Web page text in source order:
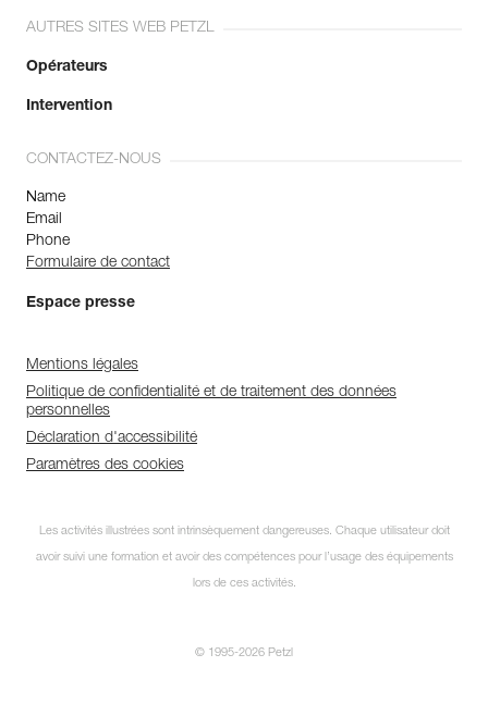
AUTRES SITES WEB PETZL
Opérateurs
Intervention
CONTACTEZ-NOUS
Name
Email
Phone
Formulaire de contact
Espace presse
Mentions légales
Politique de confidentialité et de traitement des données
personnelles
Déclaration d'accessibilité
Paramètres des cookies
Les activités illustrées sont intrinsèquement dangereuses. Chaque utilisateur doit
avoir suivi une formation et avoir des compétences pour l’usage des équipements
lors de ces activités.
© 1995-2026 Petzl